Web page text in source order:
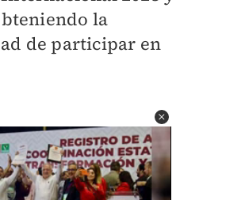
la
de participar en